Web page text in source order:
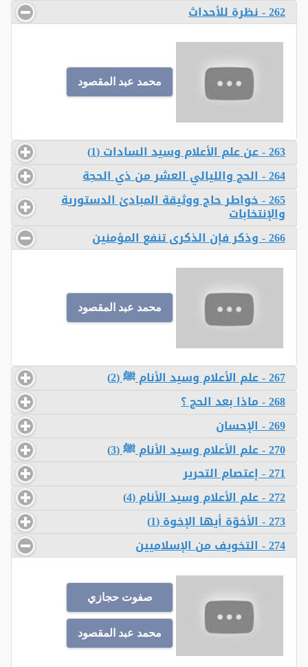
262 - نظرة للأحداث
محمد عبد المقصود
263 - عن علم الأعلام وسيد السادات (1)
264 - الحج والليالي العشر من ذي الحجة
265 - خواطر حاج ووثيقة المبادئ الدستورية
والإنتخابات
266 - وذكر فإن الذكرى تنفع المؤمنين
محمد عبد المقصود
267 - علم الأعلام وسيد الأنام ﷺ (2)
268 - ماذا بعد الحج ؟
269 - الإحسان
270 - علم الأعلام وسيد الأنام ﷺ (3)
271 - إعتصام التحرير
272 - علم الأعلام وسيد الأنام (4)
273 - الأخوّة أيها الإخوة (1)
274 - التخويف من الإسلاميين
صفوت حجازي
محمد عبد المقصود